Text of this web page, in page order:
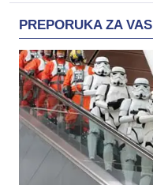
PREPORUKA ZA VAS